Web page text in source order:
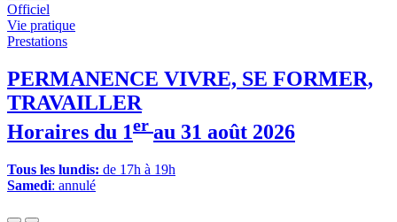
Officiel
Vie pratique
Prestations
PERMANENCE VIVRE, SE FORMER,
TRAVAILLER
Horaires du 1er au 31 août 2026
Tous les lundis: de 17h à 19h
Samedi: annulé